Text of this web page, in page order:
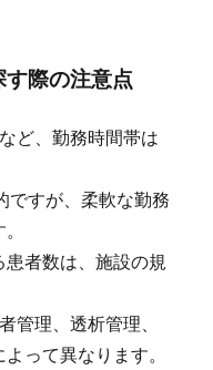
際の注意点
ど、勤務時間帯は
ですが、柔軟な勤務
者数は、施設の規
管理、透析管理、
って異なります。